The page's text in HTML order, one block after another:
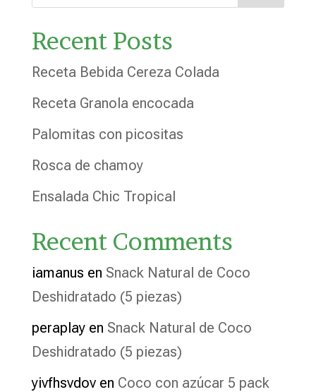
Recent Posts
Receta Bebida Cereza Colada
Receta Granola encocada
Palomitas con picositas
Rosca de chamoy
Ensalada Chic Tropical
Recent Comments
iamanus en Snack Natural de Coco
Deshidratado (5 piezas)
peraplayen Snack Natural de Coco
Deshidratado (5 piezas)
yivfhsvdoven Coco con azúcar 5 pack